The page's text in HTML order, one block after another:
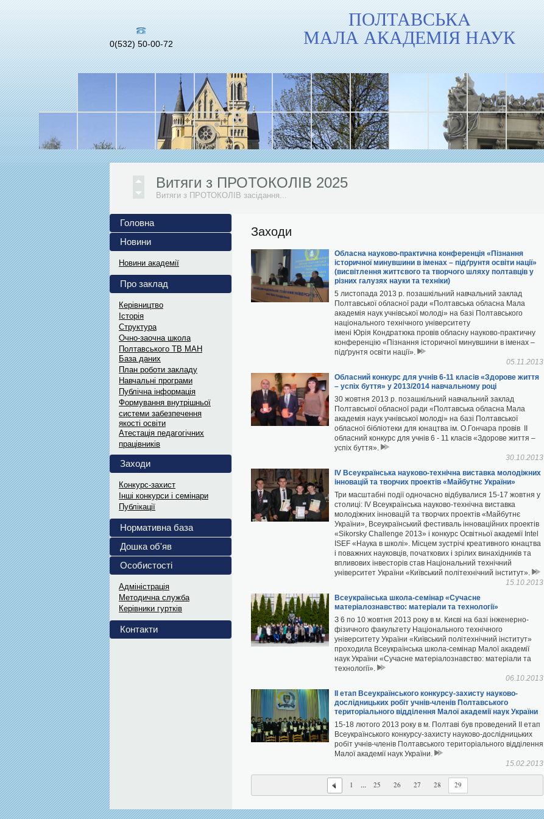
ПОЛТАВСЬКA
МАЛА АКАДЕМІЯ НАУК
0(532) 50-00-72
Інформаційні матеріали до річниці повномасштабного...
Витяги з ПРОТОКОЛІВ 2025
Витяги з ПРОТОКОЛІВ засідання...
Витяги з ПРОТОКОЛІВ 2024
Інформаційні матеріали до Дня пам’яті...
Український інститут національної...
Науковий лекторій „МАНдрівки науковими...
В рамках відзначення Дня Науки...
Дипломи переможців та грамоти наукових...
Витяги з ПРОТОКОЛІВ 2023
Витяги з ПРОТОКОЛІВ засідання...
Інформаційні матеріали до річниці повномасштабного...
Український інститут...
Витяги з ПРОТОКОЛІВ 2025
Витяги з ПРОТОКОЛІВ засідання...
Головна
Новини
Новини академії
Про заклад
Керівництво
Історія
Структура
Oчно-заочна школа
Полтавського ТВ МАН
База даних
План роботи закладу
Навчальні програми
Публічна інформація
Формування внутрішньої
системи забезпечення
якості освіти
Атестація педагогічних
працівників
Заходи
Конкурс-захист
Інші конкурси і семінари
Публікації
Нормативна база
Дошка об'яв
Особистості
Адміністрація
Методична служба
Керівники гуртків
Контакти
Заходи
Обласна науково-практична конференція «Пізнання
історичної минувшини в іменах – підґрунтя освіти нації»
(висвітлення життєвого та творчого шляху полтавців у
різних галузях науки та техніки)
5 листопада 2013 р. позашкільний навчальний заклад
Полтавської обласної ради «Полтавська обласна Мала
академія наук учнівської молоді» на базі Полтавського
національного технічного університету
імені Юрія Кондратюка провів обласну науково-практичну
конференцію «Пізнання історичної минувшини в іменах –
підґрунтя освіти нації».
05.11.2013
Обласний конкурс для учнів 6-11 класів «Здорове життя
– успіх буття» у 2013/2014 навчальному році
30 жовтня 2013 р. позашкільний навчальний заклад
Полтавської обласної ради «Полтавська обласна Мала
академія наук учнівської молоді» на базі Полтавської
обласної бібліотеки для юнацтва ім. О.Гончара провів ІІ
обласний конкурс для учнів 6 - 11 класів «Здорове життя –
успіх буття».
30.10.2013
IV Всеукраїнська науково-технічна виставка молодіжних
інновацій та творчих проектів «Майбутнє України»
Три масштабні події одночасно відбувалися 15-17 жовтня у
столиці: IV Всеукраїнська науково-технічна виставка
молодіжних інновацій та творчих проектів «Майбутнє
України», Всеукраїнський фестиваль інноваційних проектів
«Sikorsky Challenge 2013» і конкурс Освітньої академії Intel
ISEF «Наука в школі». Місцем зустрічі креативного юнацтва
і поважних науковців, початкових і зрілих винахідників та
впливових інвесторів став Національний технічний
університет України «Київський політехнічний інститут».
15.10.2013
Всеукраїнська школа-семінар «Сучасне
матеріалознавство: матеріали та технології»
З 6 по 10 жовтня 2013 року в м. Києві на базі інженерно-
фізичного факультету Національного технічного
університету України «Київський політехнічний інститут»
проходила Всеукраїнська школа-семінар Малої академії
наук України «Сучасне матеріалознавство: матеріали та
технології».
06.10.2013
ІІ етап Всеукраїнського конкурсу-захисту науково-
дослідницьких робіт учнів-членів Полтавського
територіального відділення Малої академії наук України
15-18 лютого 2013 року в м. Полтаві був проведений ІІ етап
Всеукраїнського конкурсу-захисту науково-дослідницьких
робіт учнів-членів Полтавського територіального відділення
Малої академії наук України.
15.02.2013
1 ... 25 26 27 28 29